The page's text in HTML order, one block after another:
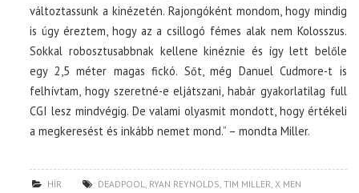
változtassunk a kinézetén. Rajongóként mondom, hogy mindig
is úgy éreztem, hogy az a csillogó fémes alak nem Kolosszus.
Sokkal robosztusabbnak kellene kinéznie és így lett belőle
egy 2,5 méter magas fickó. Sőt, még Danuel Cudmore-t is
felhívtam, hogy szeretné-e eljátszani, habár gyakorlatilag full
CGI lesz mindvégig. De valami olyasmit mondott, hogy értékeli
a megkeresést és inkább nemet mond.” – mondta Miller.
HÍR DEADPOOL RYAN REYNOLDS ,TIM MILLER X MEN